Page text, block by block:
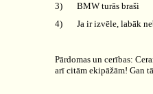
3)
BMW turās braši
4)
Ja ir izvēle, labāk
Pārdomas un cerības:
arī citām ekipāžām! Gan